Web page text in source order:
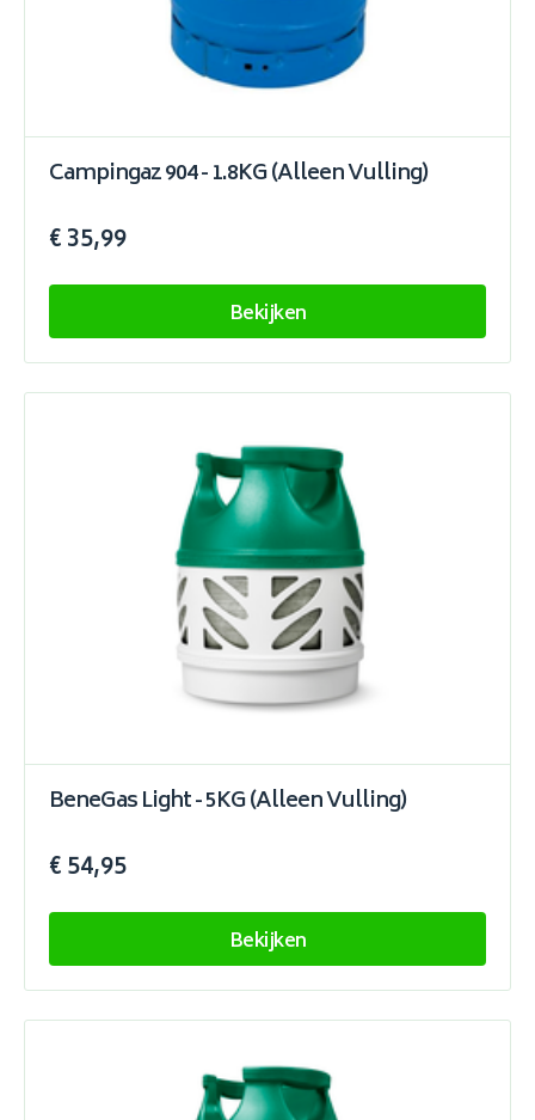
Campingaz 904 - 1.8KG (Alleen Vulling)
€ 35,99
Bekijken
BeneGas Light - 5KG (Alleen Vulling)
€ 54,95
Bekijken